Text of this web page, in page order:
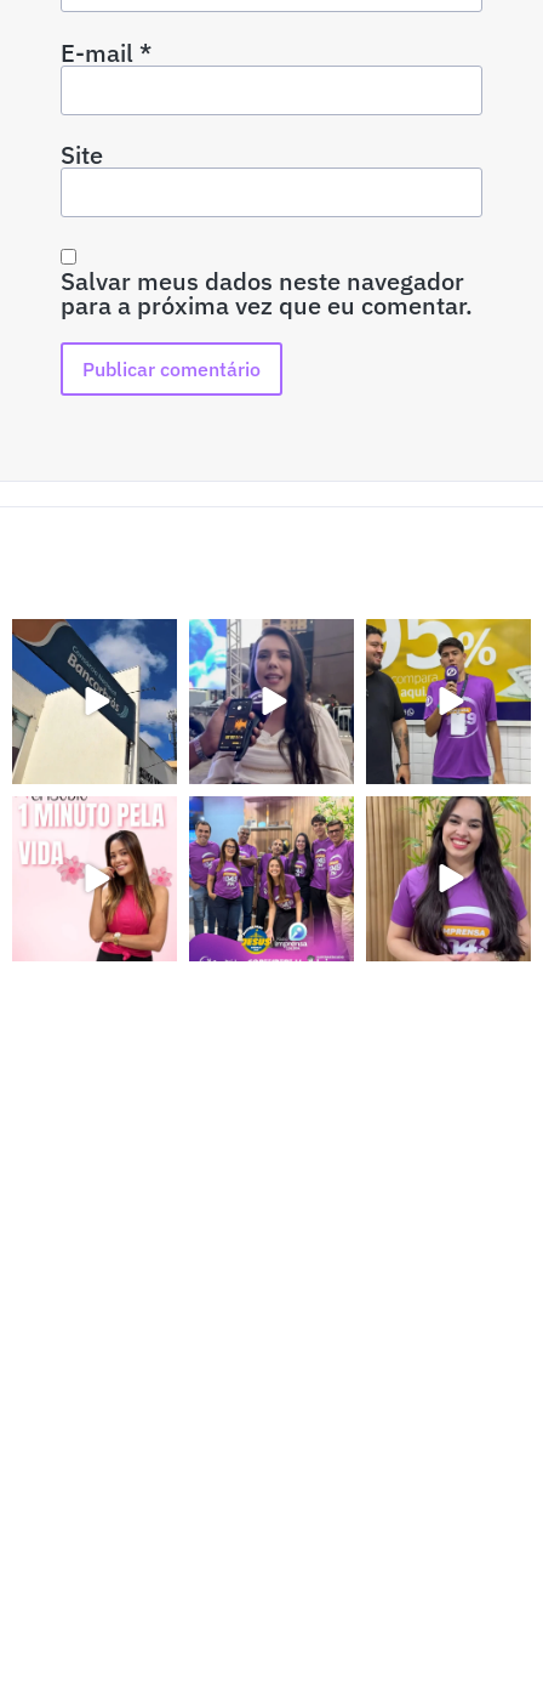
E-mail*
Site
Salvar meus dados neste navegador
para a próxima vez que eu comentar.